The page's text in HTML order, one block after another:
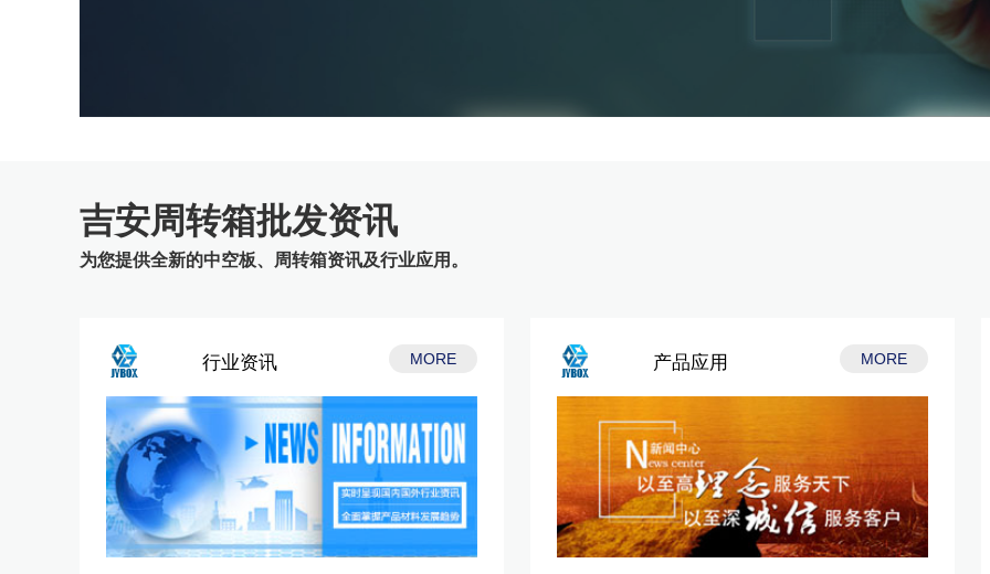
吉安周转箱批发资讯
为您提供全新的中空板、周转箱资讯及行业应用。
行业资讯 MORE 产品应用 MORE